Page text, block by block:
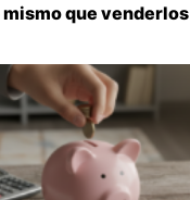
mismo que venderlos